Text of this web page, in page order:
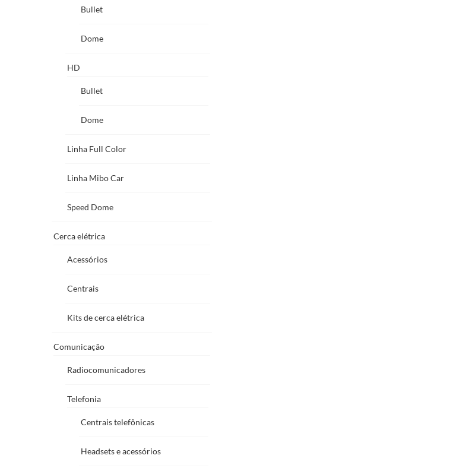
Bullet
Dome
HD
Bullet
Dome
Linha Full Color
Linha Mibo Car
Speed Dome
Cerca elétrica
Acessórios
Centrais
Kits de cerca elétrica
Comunicação
Radiocomunicadores
Telefonia
Centrais telefônicas
Headsets e acessórios